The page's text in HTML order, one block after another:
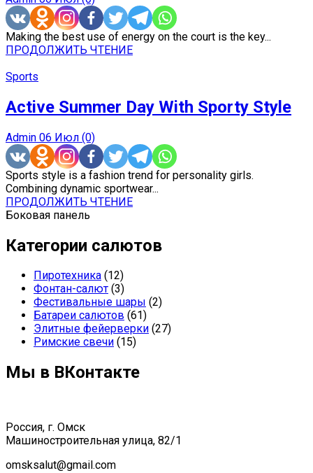
Making the best use of energy on the court is the key...
ПРОДОЛЖИТЬ ЧТЕНИЕ
Sports
Active Summer Day With Sporty Style
Admin 06 Июл (0)
Sports style is a fashion trend for personality girls.
Combining dynamic sportwear...
ПРОДОЛЖИТЬ ЧТЕНИЕ
Боковая панель
Категории салютов
Пиротехника (12)
Фонтан-салют (3)
Фестивальные шары (2)
Батареи салютов (61)
Элитные фейерверки (27)
Римские свечи (15)
Мы в ВКонтакте
Россия, г. Омск
Машиностроительная улица, 82/1
omsksalut@gmail.com